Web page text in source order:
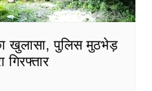
खुलासा, पुलिस मुठभेड़